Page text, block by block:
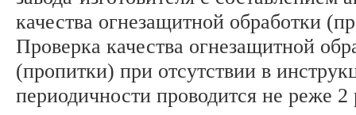
качества огнезащитной обработки
Проверка качества огнезащитной
(пропитки) при отсутствии в
периодичности проводится не реже 2